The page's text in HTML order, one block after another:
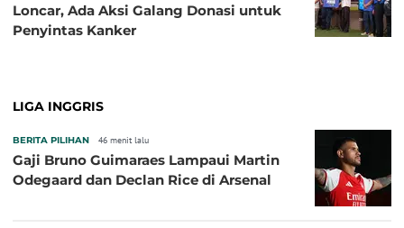
Loncar, Ada Aksi Galang Donasi untuk
Penyintas Kanker
LIGA INGGRIS
BERITA PILIHAN 46 menit lalu
Gaji Bruno Guimaraes Lampaui Martin
Odegaard dan Declan Rice di Arsenal